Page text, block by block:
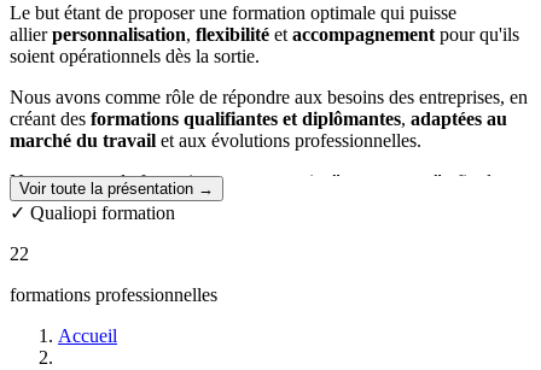
Le but étant de proposer une formation optimale qui puisse
allierpersonnalisation, flexibilité et accompagnement pour qu'ils
soient opérationnels dès la sortie.
Nous avons comme rôle de répondre aux besoins des entreprises, en
créant des formations qualifiantes et diplômantes, adaptées au
marché du travail et aux évolutions professionnelles.
Nos parcours de formation sont construits "sur-mesure"
afin de
répondre au mieux aux besoins de l'apprenant et de l'aider à réaliser
son projet professionnel.
Que vous soyez diplômé ou salarié, nous vous accompagnerons tout
au long de votre parcours de formation.
Voir toute la présentation →
✓ Qualiopi formation
22
formations professionnelles
Accueil